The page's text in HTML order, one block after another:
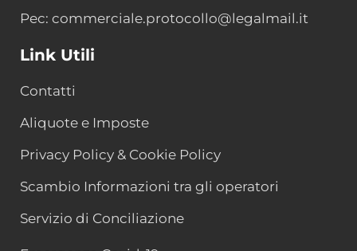
Pec: commerciale.protocollo@legalmail.it
Link Utili
Contatti
Aliquote e Imposte
Privacy Policy & Cookie Policy
Scambio Informazioni tra gli operatori
Servizio di Conciliazione